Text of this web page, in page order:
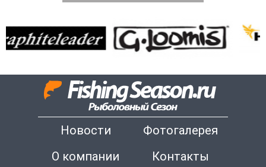
Новости
Фотогалерея
О компании
Контакты